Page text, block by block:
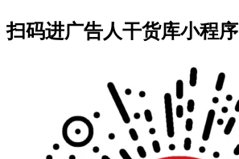
扫码进广告人干货库小程序